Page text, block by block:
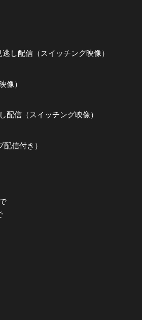
し配信（スイッチング映像）
像）
信（スイッチング映像）
信付き）